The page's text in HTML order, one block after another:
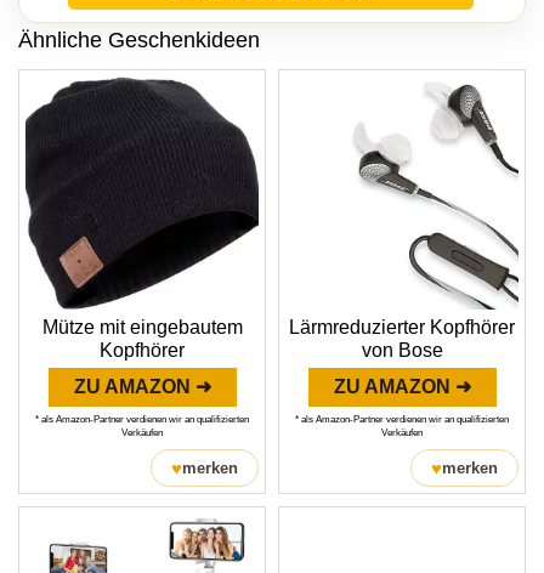
Ähnliche Geschenkideen
Mütze mit eingebautem
Kopfhörer
ZU AMAZON ➜
* als Amazon-Partner verdienen wir an qualifizierten
Verkäufen
♥merken
Lärmreduzierter Kopfhörer
von Bose
ZU AMAZON ➜
* als Amazon-Partner verdienen wir an qualifizierten
Verkäufen
♥merken